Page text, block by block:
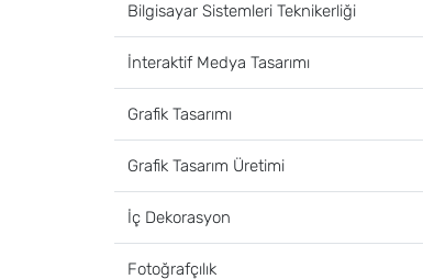
Bilgisayar Sistemleri Teknikerliği
İnteraktif Medya Tasarımı
Grafik Tasarımı
Grafik Tasarım Üretimi
İç Dekorasyon
Fotoğrafçılık